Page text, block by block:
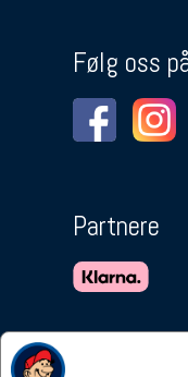
Følg oss
Partnere